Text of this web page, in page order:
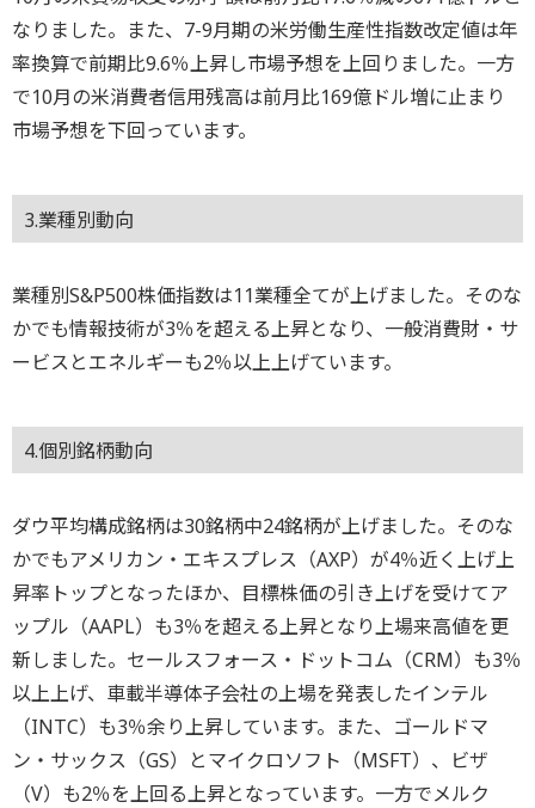
なりました。また、7-9月期の米労働生産性指数改定値は年
率換算で前期比9.6％上昇し市場予想を上回りました。一方
で10月の米消費者信用残高は前月比169億ドル増に止まり
市場予想を下回っています。
3.業種別動向
業種別S&P500株価指数は11業種全てが上げました。そのな
かでも情報技術が3％を超える上昇となり、一般消費財・サ
ービスとエネルギーも2％以上上げています。
4.個別銘柄動向
ダウ平均構成銘柄は30銘柄中24銘柄が上げました。そのな
かでもアメリカン・エキスプレス（AXP）が4％近く上げ上
昇率トップとなったほか、目標株価の引き上げを受けてア
ップル（AAPL）も3％を超える上昇となり上場来高値を更
新しました。セールスフォース・ドットコム（CRM）も3％
以上上げ、車載半導体子会社の上場を発表したインテル
（INTC）も3％余り上昇しています。また、ゴールドマ
ン・サックス（GS）とマイクロソフト（MSFT）、ビザ
（V）も2％を上回る上昇となっています。一方でメルク